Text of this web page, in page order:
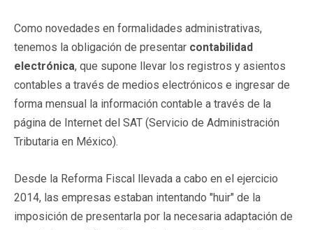
Como novedades en formalidades administrativas,
tenemos la obligación de presentar contabilidad
electrónica, que supone llevar los registros y asientos
contables a través de medios electrónicos e ingresar de
forma mensual la información contable a través de la
página de Internet del SAT (Servicio de Administración
Tributaria en México).
Desde la Reforma Fiscal llevada a cabo en el ejercicio
2014, las empresas estaban intentando "huir" de la
imposición de presentarla por la necesaria adaptación de